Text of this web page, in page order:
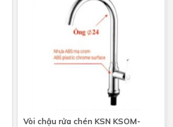
Vòi chậu rửa chén KSN KSOM-